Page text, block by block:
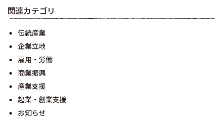
関連カテゴリ
伝統産業
企業立地
雇用・労働
商業振興
産業支援
起業・創業支援
お知らせ